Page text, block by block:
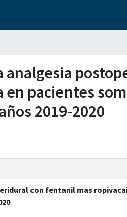
pacientes
2019-2020
con fentanil mas